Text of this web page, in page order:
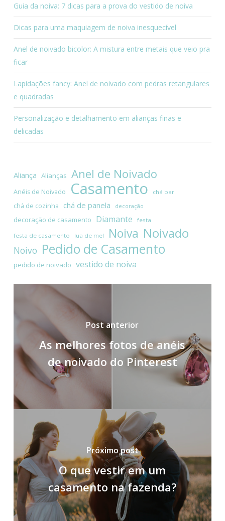
Guia da noiva: 7 dicas para a prova do vestido de noiva
Dicas para uma maquiagem de noiva inesquecível
Anel de noivado bicolor: A mistura entre metais que veio pra
ficar
Lapidações fancy: Anel de noivado com pedras retangulares
e quadradas
Personalização e detalhamento em alianças finas e
delicadas
Aliança Alianças Anel de Noivado
Anéis de Noivado Casamento chá bar
chá de cozinha chá de panela decoração
decoração de casamento Diamante festa
festa de casamento lua de mel Noiva Noivado
Noivo Pedido de Casamento
pedido de noivado vestido de noiva
Post anterior
As melhores fotos de anéis
de noivado do Pinterest
Próximo post
O que vestir em um
casamento na fazenda?